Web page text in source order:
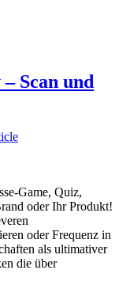
Scan und
Game, Quiz,
oder Ihr Produkt!
oder Frequenz in
als ultimativer
die über